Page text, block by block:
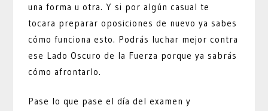
una forma u otra. Y si por algún casual te
tocara preparar oposiciones de nuevo ya sabes
cómo funciona esto. Podrás luchar mejor contra
ese Lado Oscuro de la Fuerza porque ya sabrás
cómo afrontarlo.
Pase lo que pase el día del examen y